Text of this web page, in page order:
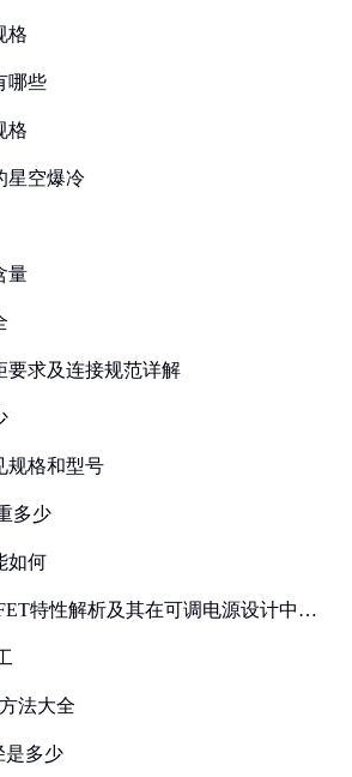
格
哪些
格
星空爆冷
量
要求及连接规范详解
规格和型号
多少
如何
特性解析及其在可调电源设计中的
法大全
是多少